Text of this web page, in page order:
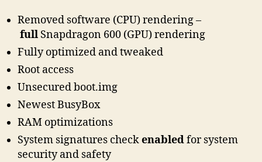
Removed software (CPU) rendering –
full Snapdragon 600 (GPU) rendering
Fully optimized and tweaked
Root access
Unsecured boot.img
Newest BusyBox
RAM optimizations
System signatures checkenabledfor system
security and safety